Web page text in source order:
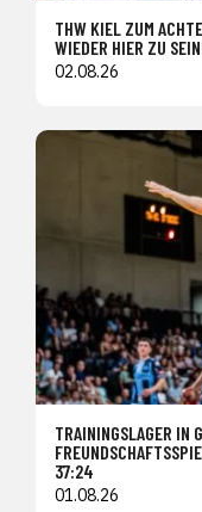
THW KIEL ZUM
WIEDER HIER ZU
02.08.26
TRAININGSLAGER IN
37:24
01.08.26